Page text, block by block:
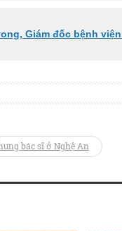
Giám đốc bệnh
bác sĩ ở Nghệ An